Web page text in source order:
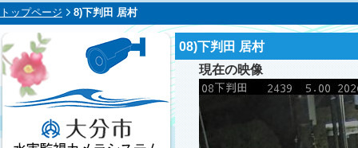
トップページ 8)下判田 居村
08)下判田 居村
現在の映像